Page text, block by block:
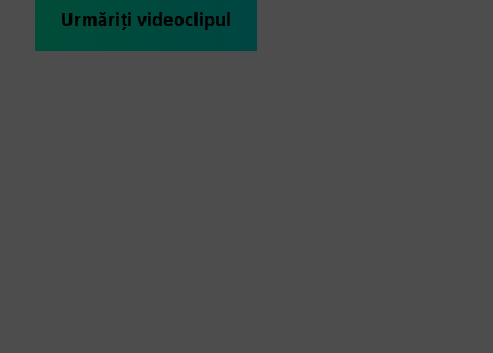
Urmăriți videoclipul